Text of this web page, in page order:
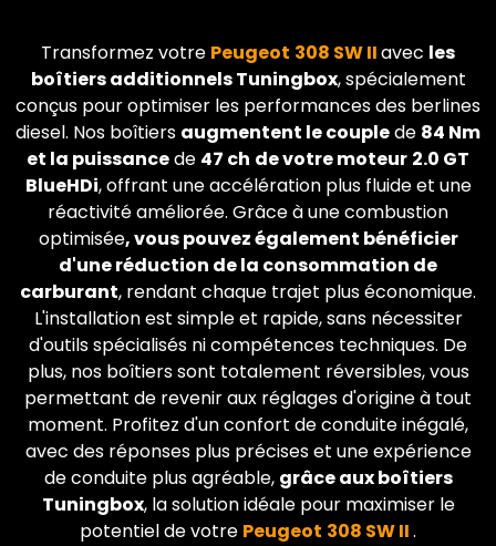
Transformez votre Peugeot 308 SW IIavec les
boîtiers additionnels Tuningbox, spécialement
conçus pour optimiser les performances des berlines
diesel. Nos boîtiers augmentent le couplede 84 Nm
et la puissancede 47 ch de votre moteur 2.0 GT
BlueHDi, offrant une accélération plus fluide et une
réactivité améliorée. Grâce à une combustion
optimisée, vous pouvez également bénéficier
d'une réduction de la consommation de
carburant, rendant chaque trajet plus économique.
L'installation est simple et rapide, sans nécessiter
d'outils spécialisés ni compétences techniques. De
plus, nos boîtiers sont totalement réversibles, vous
permettant de revenir aux réglages d'origine à tout
moment. Profitez d'un confort de conduite inégalé,
avec des réponses plus précises et une expérience
de conduite plus agréable, grâce aux boîtiers
Tuningbox, la solution idéale pour maximiser le
potentiel de votre Peugeot 308 SW II.